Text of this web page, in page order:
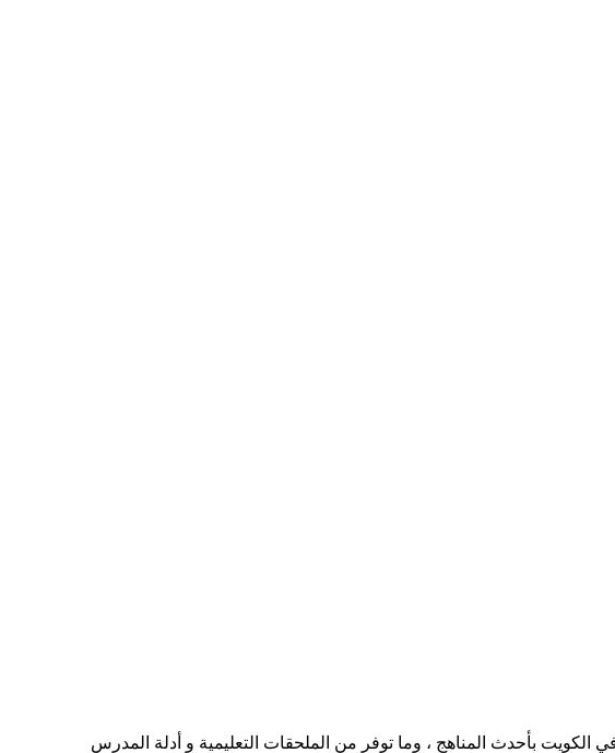
الكويت بأحدث المناهج ، وما توفر من الملحقات التعليمية و أدلة المدرس